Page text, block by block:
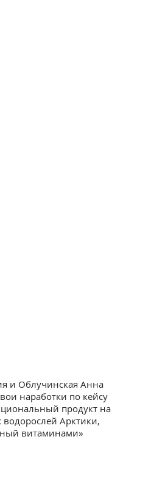
и Облучинская Анна
наработки по кейсу
продукт на
Арктики,
витаминами»